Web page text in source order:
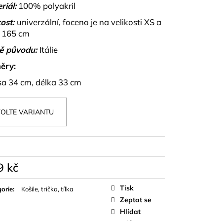
100% polyakril
univerzální, foceno je na velikosti XS a
cm
původu: Itálie
34 cm, délka 33 cm
VARIANTU
kč
: Košile, trička, tílka
Tisk
Zeptat se
Hlídat
A SUKNĚ BELISSE